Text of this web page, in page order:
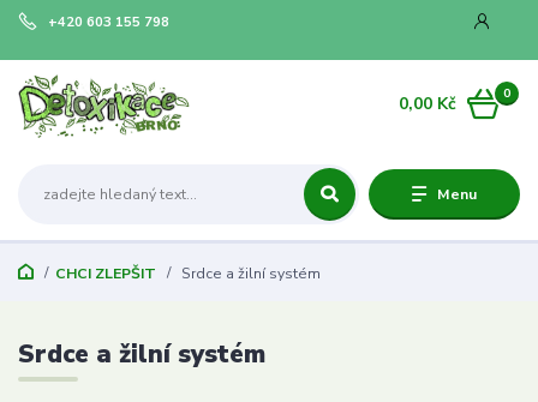
Menu
+420 603 155 798
0
0,00 Kč
CHCI ZLEPŠIT Srdce a žilní systém
Srdce a žilní systém